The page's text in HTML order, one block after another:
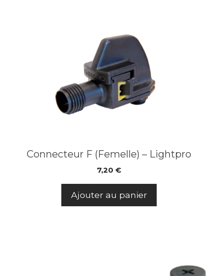
Connecteur F (Femelle) – Lightpro
7,20 €
Ajouter au panier